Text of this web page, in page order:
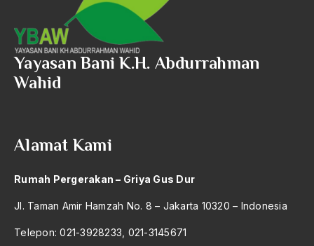
Atheisme
Aturan Hukum
Australia
Ayat Al-Quran
Yayasan Bani K.H. Abdurrahman
Wahid
Alamat Kami
Rumah Pergerakan – Griya Gus Dur
Jl. Taman Amir Hamzah No. 8 – Jakarta 10320 – Indonesia
Telepon: 021-3928233, 021-3145671